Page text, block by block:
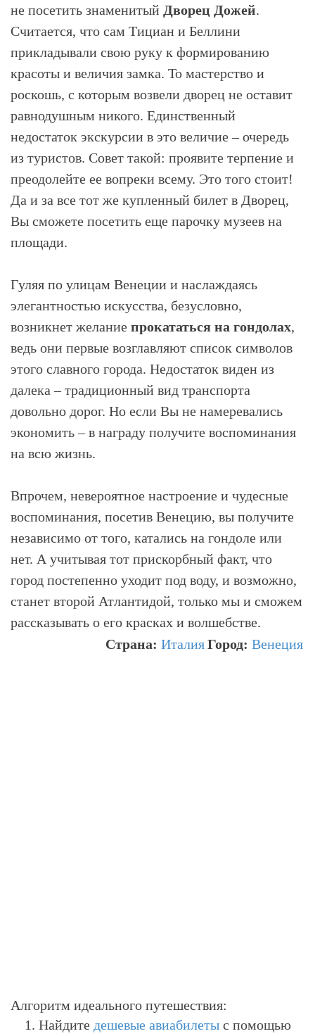
не посетить знаменитый Дворец Дожей.
Считается, что сам Тициан и Беллини
прикладывали свою руку к формированию
красоты и величия замка. То мастерство и
роскошь, с которым возвели дворец не оставит
равнодушным никого. Единственный
недостаток экскурсии в это величие – очередь
из туристов. Совет такой: проявите терпение и
преодолейте ее вопреки всему. Это того стоит!
Да и за все тот же купленный билет в Дворец,
Вы сможете посетить еще парочку музеев на
площади.
Гуляя по улицам Венеции и наслаждаясь
элегантностью искусства, безусловно,
возникнет желание прокататься на гондолах,
ведь они первые возглавляют список символов
этого славного города. Недостаток виден из
далека – традиционный вид транспорта
довольно дорог. Но если Вы не намеревались
экономить – в награду получите воспоминания
на всю жизнь.
Впрочем, невероятное настроение и чудесные
воспоминания, посетив Венецию, вы получите
независимо от того, катались на гондоле или
нет. А учитывая тот прискорбный факт, что
город постепенно уходит под воду, и возможно,
станет второй Атлантидой, только мы и сможем
рассказывать о его красках и волшебстве.
Город: Венеция
Страна: Италия
Алгоритм идеального путешествия:
Найдите дешевые авиабилеты с помощью